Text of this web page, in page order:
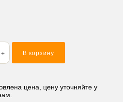
В корзину
цена, цену уточняйте у